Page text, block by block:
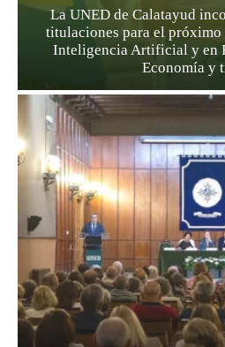
La UNED de Calatayud
titulaciones para el
Inteligencia Artificial y en
Economía y